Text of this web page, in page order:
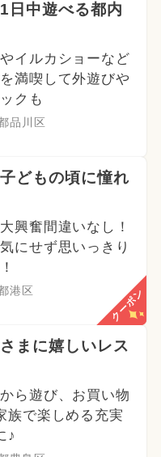
日中遊べる都内
イルカショーなど
満喫して外遊びや
クも
品川区
どもの頃に憧れ
興奮間違いなし！
にせず思いっきり
港区 クーポン
まに嬉しいレス
ら遊び、お買い物
族で楽しめる充実
♪